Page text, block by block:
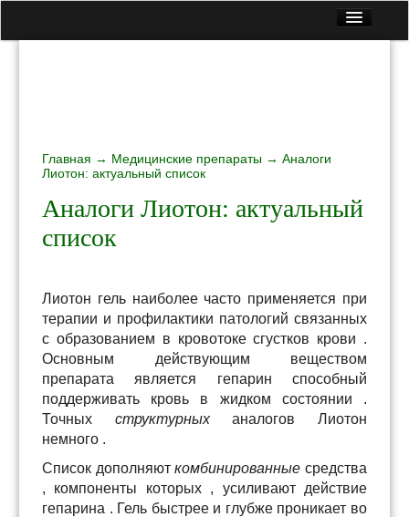
Главная
Лекарственные растения
Народные рецепты
Полезная еда
Главная → Медицинские препараты → Аналоги
Лиотон: актуальный список
Аналоги Лиотон: актуальный
список
Лиотон гель наиболее часто применяется при
терапии и профилактики патологий связанных
с образованием в кровотоке сгустков крови .
Основным
действующим
веществом
препарата
является гепарин
способный
поддерживать
кровь в жидком состоянии .
Точных
структурных аналогов
Лиотон
немного .
Список дополняют комбинированные средства
, компоненты которых, усиливают
действие
гепарина . Гель быстрее и глубже проникает во